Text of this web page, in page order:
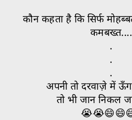
कौन कहता है कि सिर्फ
कमबख्त....
.
.
.
अपनी तो दरवाज़े में
तो भी जान निकल